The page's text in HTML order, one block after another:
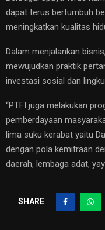
dapat terus bertumbuh
meningkatkan kualitas
Dalam menjalankan
mewujudkan praktik
investasi sosial dan
“PTFI juga melakukan
pemberdayaan
lima suku kerabat yaitu
dengan pola kemitraan
daerah, lembaga adat,
SHARE